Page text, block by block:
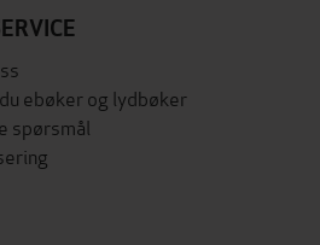
ebøker og lydbøker
spørsmål